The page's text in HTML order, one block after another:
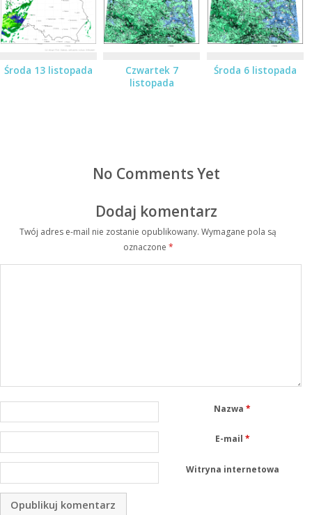
Środa 13 listopada
Czwartek 7
listopada
Środa 6 listopada
No Comments Yet
Dodaj komentarz
Twój adres e-mail nie zostanie opublikowany. Wymagane pola są
oznaczone *
Nazwa*
E-mail *
Witryna internetowa